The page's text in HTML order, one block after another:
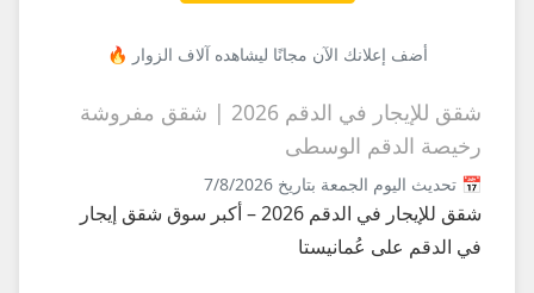
أضف إعلانك الآن مجانًا ليشاهده آلاف الزوار 🔥
شقق للإيجار في الدقم 2026 | شقق مفروشة
رخيصة الدقم الوسطى
📅 تحديث اليوم الجمعة بتاريخ 7/8/2026
شقق للإيجار في الدقم 2026 – أكبر سوق شقق إيجار
في الدقم على عُمانيستا